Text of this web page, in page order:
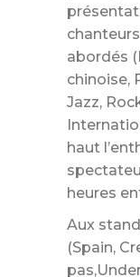
abordés
chinoise,
Jazz,
haut
heures
Aux
(Spain,